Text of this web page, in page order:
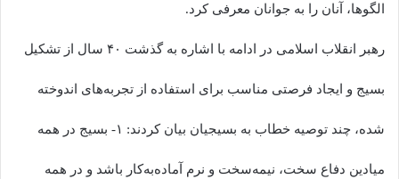
الگوها، آنان را به جوانان معرفی کرد.
رهبر انقلاب اسلامی در ادامه با اشاره به گذشت ۴۰ سال از تشکیل
بسیج و ایجاد فرصتی مناسب برای استفاده از تجربه‌های اندوخته
شده، چند توصیه خطاب به بسیجیان بیان کردند: ۱- بسیج در همه
میادین دفاع سخت، نیمه‌سخت و نرم آماده‌به‌کار باشد و در همه